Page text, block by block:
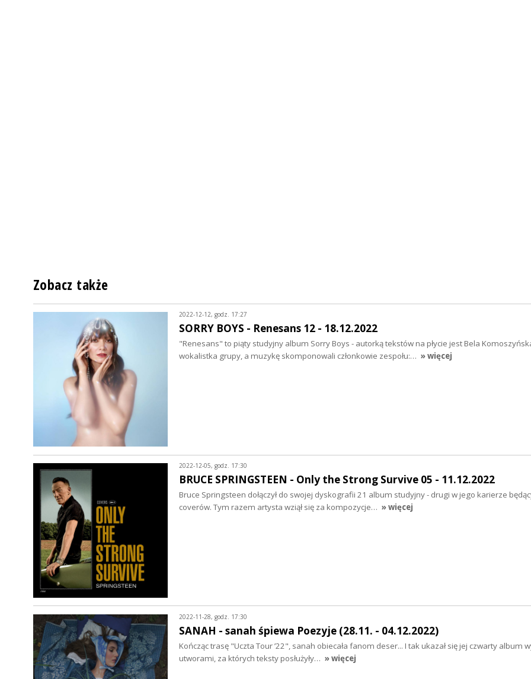
Zobacz także
2022-12-12, godz. 17:27
SORRY BOYS - Renesans 12 - 18.12.2022
"Renesans" to piąty studyjny album Sorry Boys - autorką tekstów na płycie jest Bela
wokalistka grupy, a muzykę skomponowali członkowie zespołu:… » więcej
2022-12-05, godz. 17:30
BRUCE SPRINGSTEEN - Only the Strong Survive 05 - 11.12.2022
Bruce Springsteen dołączył do swojej dyskografii 21 album studyjny - drugi w jego karierze
coverów. Tym razem artysta wziął się za kompozycje… » więcej
2022-11-28, godz. 17:30
SANAH - sanah śpiewa Poezyje (28.11. - 04.12.2022)
Kończąc trasę "Uczta Tour ’22", sanah obiecała fanom deser... I tak ukazał się jej czwarty album
utworami, za których teksty posłużyły… » więcej